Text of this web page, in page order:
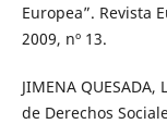
Europea”. Revista
2009, nº 13.
JIMENA
de Derechos